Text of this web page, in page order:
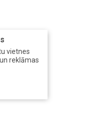
vietnes
reklāmas